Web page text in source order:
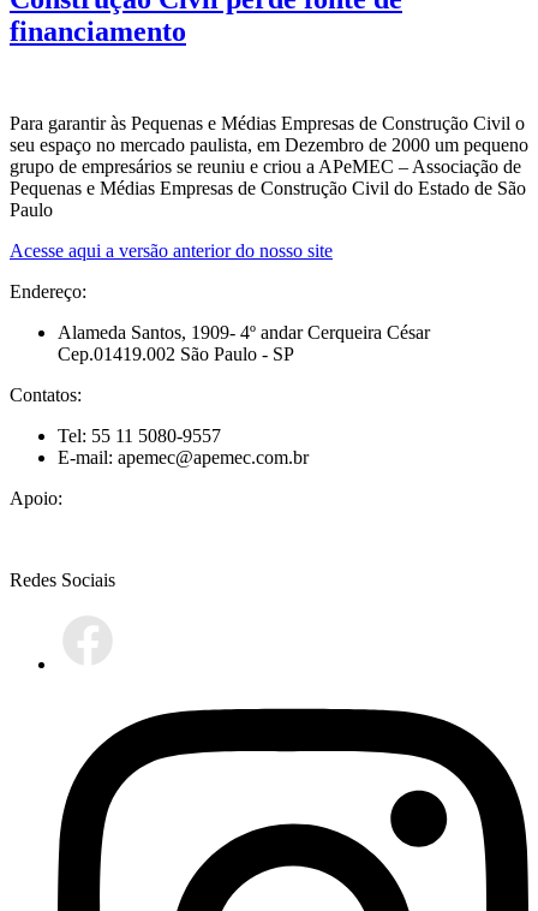
financiamento
Para garantir às Pequenas e Médias Empresas de Construção Civil o
seu espaço no mercado paulista, em Dezembro de 2000 um pequeno
grupo de empresários se reuniu e criou a APeMEC – Associação de
Pequenas e Médias Empresas de Construção Civil do Estado de São
Paulo
Acesse aqui a versão anterior do nosso site
Endereço:
Alameda Santos, 1909- 4º andar Cerqueira César
Cep.01419.002 São Paulo - SP
Contatos:
Tel: 55 11 5080-9557
E-mail: apemec@apemec.com.br
Apoio:
Redes Sociais